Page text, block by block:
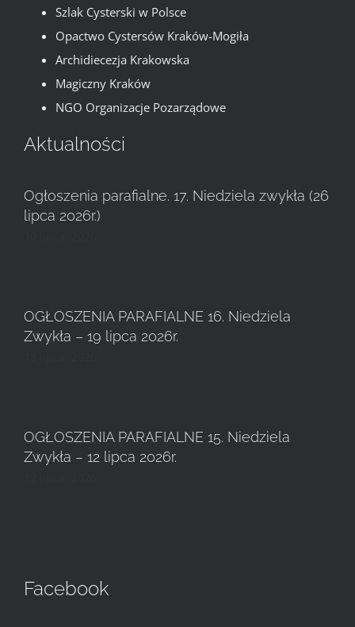
Szlak Cysterski w Polsce
Opactwo Cystersów Kraków-Mogiła
Archidiecezja Krakowska
Magiczny Kraków
NGO Organizacje Pozarządowe
Aktualności
Ogłoszenia parafialne. 17. Niedziela zwykła (26
lipca 2026r.)
OGŁOSZENIA PARAFIALNE 16. Niedziela
Zwykła – 19 lipca 2026r.
OGŁOSZENIA PARAFIALNE 15. Niedziela
Zwykła – 12 lipca 2026r.
Facebook